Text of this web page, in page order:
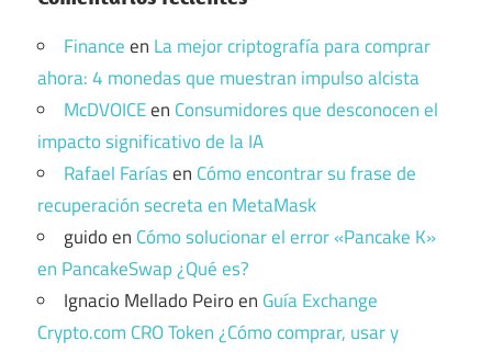
Financeen La mejor criptografía para comprar
ahora: 4 monedas que muestran impulso alcista
McDVOICEen Consumidores que desconocen el
impacto significativo de la IA
Rafael Faríasen Cómo encontrar su frase de
recuperación secreta en MetaMask
guidoen Cómo solucionar el error «Pancake K»
en PancakeSwap ¿Qué es?
Ignacio Mellado Peiroen Guía Exchange
Crypto.com CRO Token ¿Cómo comprar, usar y